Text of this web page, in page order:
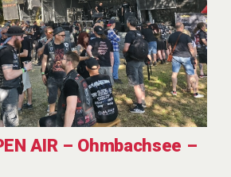
AIR – Ohmbachsee –